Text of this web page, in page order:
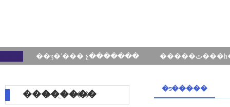
��ʒ�ʹ��� չ�������
��������
��˾����
�ƽ�����